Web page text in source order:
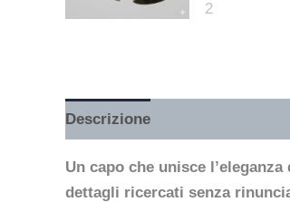
Descrizione
Un capo che unisce
dettagli ricercati senza